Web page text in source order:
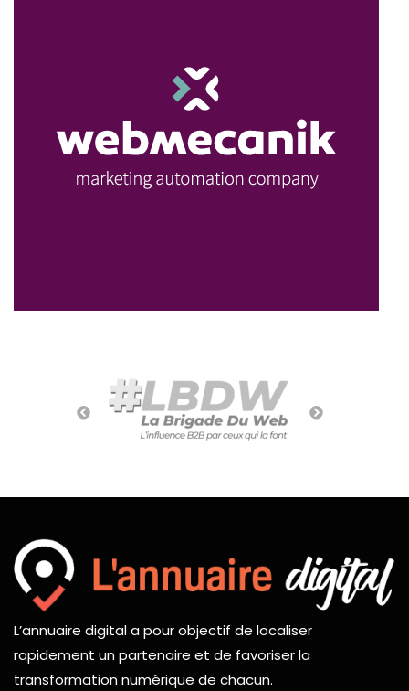
L’annuaire digital a pour objectif de localiser
rapidement un partenaire et de favoriser la
transformation numérique de chacun.